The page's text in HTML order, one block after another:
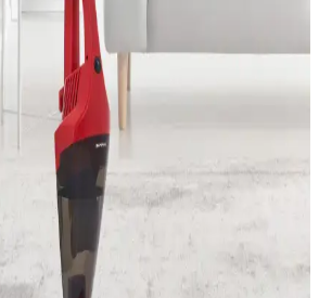
ve Özellikleriyle Elektronik
mekanik, ergonomik ve portatif
yüksek performans ve güvenilirlik sunar.
dostu tasarımıyla teknoloji
600 W Kule Tipi Karbon
ve Taşınabilir Çözüm
W güç ile küçük alanlar için tasarlanmış,
karbon infrared ısıtıcıdır. Hafif ve şık
sağlar.